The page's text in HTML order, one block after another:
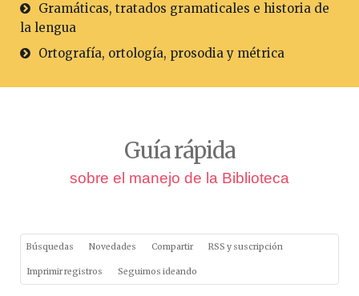
Gramáticas, tratados gramaticales e historia de
la lengua
Ortografía, ortología, prosodia y métrica
Guía rápida
sobre el manejo de la Biblioteca
Búsquedas Novedades Compartir RSS y suscripción
Imprimir registros Seguimos ideando